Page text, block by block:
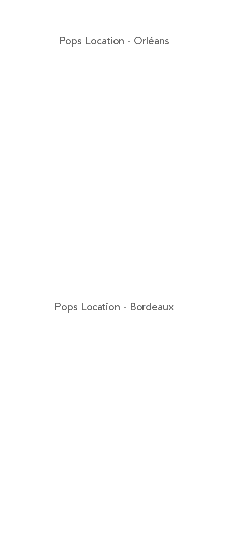
Pops Location - Orléans
Pops Location - Bordeaux